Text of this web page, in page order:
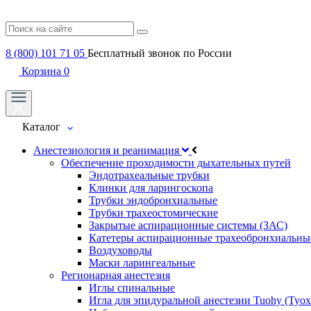
8 (800) 101 71 05 Бесплатный звонок по России
Корзина 0
Каталог
Анестезиология и реанимация
Обеспечение проходимости дыхательных путей
Эндотрахеальные трубки
Клинки для ларингоскопа
Трубки эндобронхиальные
Трубки трахеостомические
Закрытые аспирационные системы (ЗАС)
Катетеры аспирационные
Воздуховоды
Маски ларингеальные
Регионарная анестезия
Иглы спинальные
Игла для эпидуральной анестезии Tuohy